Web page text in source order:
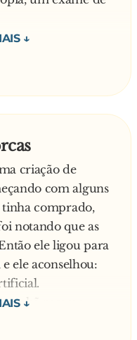
— Pra que
e, só de dar
o que eles têm!
tome duas
dentro de uma
criação de
com alguns
tinha comprado,
notando que as
ele ligou para
ele aconselhou:
mesmo —
a menor idéia do